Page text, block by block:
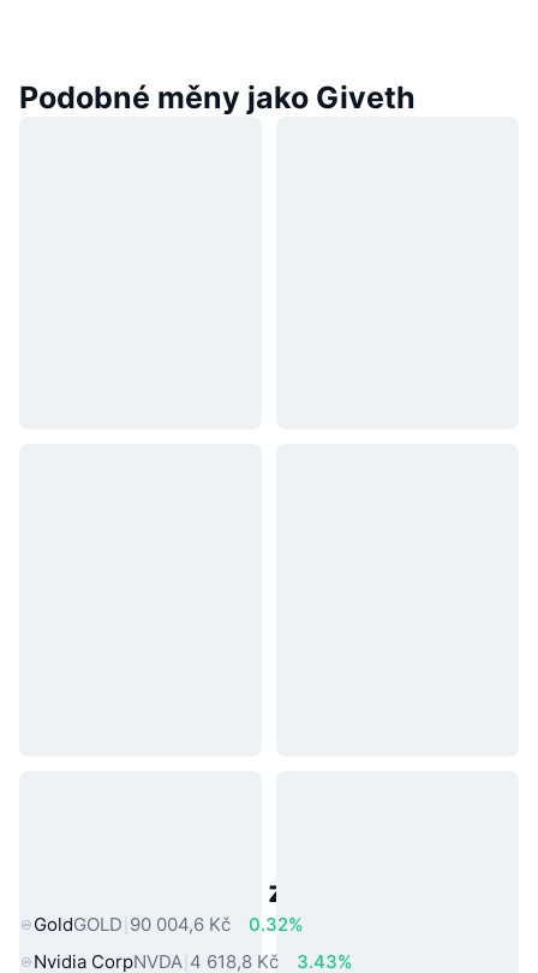
Podobné měny jako Giveth
Populární aktiva z reálného světa
GoldGOLD 90 004,6 Kč
0.32%
Nvidia CorpNVDA 4 618,8 Kč 3.43%